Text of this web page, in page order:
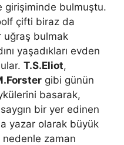
girişiminde bulmuştu.
çifti biraz da
uğraş bulmak
yaşadıkları evden
T.S.Eliot,
gibi günün
basarak,
bir yer edinen
yazar olarak büyük
nedenle zaman